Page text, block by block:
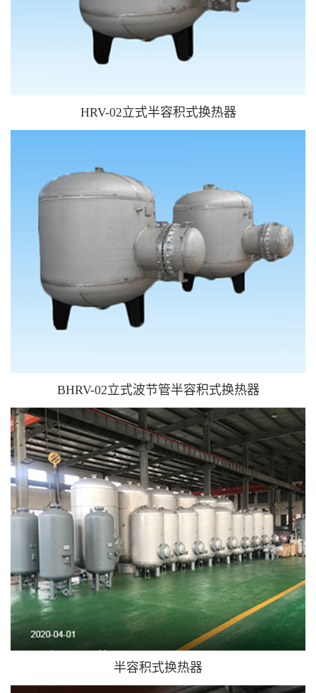
HRV-02立式半容积式换热器
BHRV-02立式波节管半容积式换热器
半容积式换热器